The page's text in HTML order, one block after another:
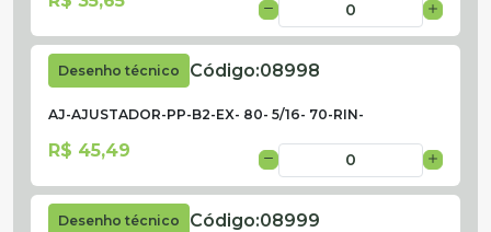
Desenho técnico Código:08998
AJ-AJUSTADOR-PP-B2-EX- 80- 5/16- 70-RIN-
R$ 45,49
Desenho técnico Código:08999